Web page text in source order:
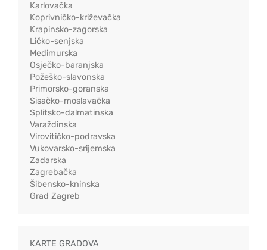
Karlovačka
Koprivničko-križevačka
Krapinsko-zagorska
Ličko-senjska
Međimurska
Osječko-baranjska
Požeško-slavonska
Primorsko-goranska
Sisačko-moslavačka
Splitsko-dalmatinska
Varaždinska
Virovitičko-podravska
Vukovarsko-srijemska
Zadarska
Zagrebačka
Šibensko-kninska
Grad Zagreb
KARTE GRADOVA